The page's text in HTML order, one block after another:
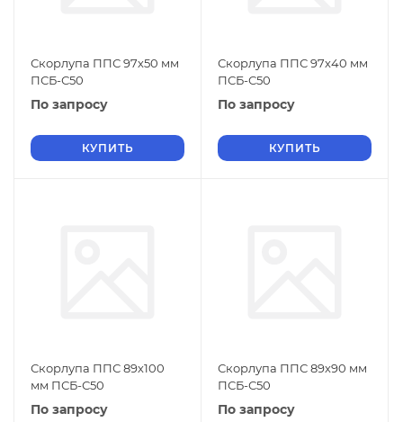
Скорлупа ППС 97х50 мм
ПСБ-С50
По запросу
КУПИТЬ
Скорлупа ППС 97х40 мм
ПСБ-С50
По запросу
КУПИТЬ
Скорлупа ППС 89х100
мм ПСБ-С50
По запросу
Скорлупа ППС 89х90 мм
ПСБ-С50
По запросу